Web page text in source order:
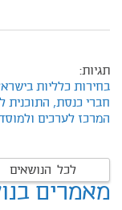
תגיות:
בחירות כלליות
חברי כנסת, התוכנית
המרכז לערכים
לכל הנושאים
מאמרים